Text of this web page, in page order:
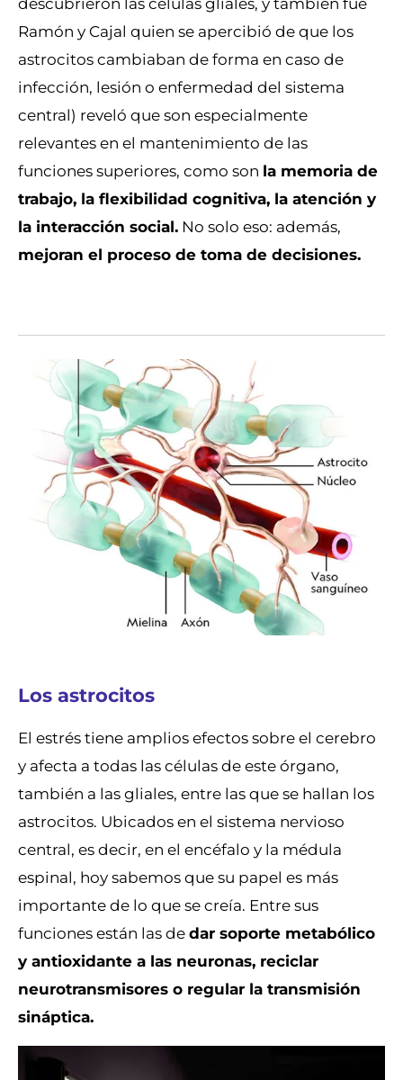
Ramón y Cajal quien se apercibió de que los
astrocitos cambiaban de forma en caso de
infección, lesión o enfermedad del sistema
central) reveló que son especialmente
relevantes en el mantenimiento de las
funciones superiores, como son la memoria de
trabajo, la flexibilidad cognitiva, la atención y
la interacción social. No solo eso: además,
mejoran el proceso de toma de decisiones.
Los astrocitos
El estrés tiene amplios efectos sobre el cerebro
y afecta a todas las células de este órgano,
también a las gliales, entre las que se hallan los
astrocitos. Ubicados en el sistema nervioso
central, es decir, en el encéfalo y la médula
espinal, hoy sabemos que su papel es más
importante de lo que se creía. Entre sus
funciones están las dedar soporte metabólico
y antioxidante a las neuronas, reciclar
neurotransmisores o regular la transmisión
sináptica.